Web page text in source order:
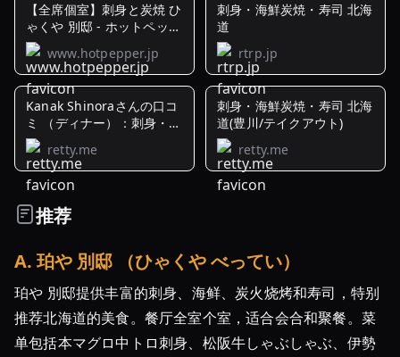
【全席個室】刺身と炭焼 ひ
ゃくや 別邸 - ホットペッパ
ーグルメ
www.hotpepper.jp
刺身・海鮮炭焼・寿司 北海
道
rtrp.jp
Kanak Shinoraさんの口コ
ミ （ディナー）：刺身・海
鮮炭焼・寿司 ...
retty.me
刺身・海鮮炭焼・寿司 北海
道(豊川/テイクアウト)
retty.me
推荐
A.珀や 別邸 （ひゃくや べってい）
珀や 別邸提供丰富的刺身、海鲜、炭火烧烤和寿司，特别
推荐北海道的美食。餐厅全室个室，适合会合和聚餐。菜
单包括本マグロ中トロ刺身、松阪牛しゃぶしゃぶ、伊勢